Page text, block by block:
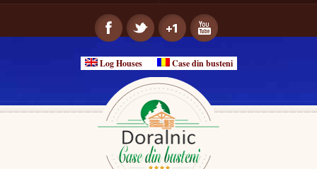
Log Houses Case din busteni